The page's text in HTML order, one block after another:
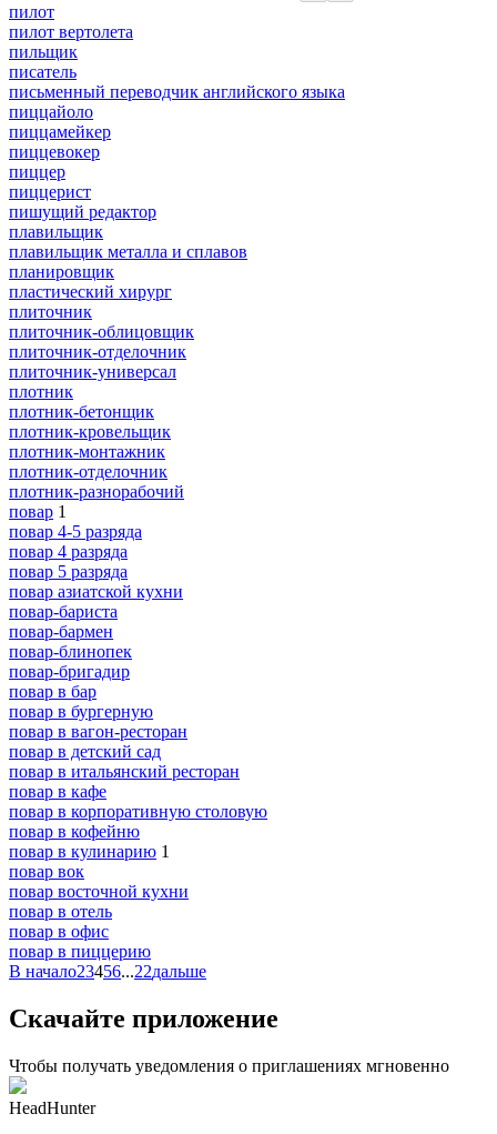
пилот
пилот вертолета
пильщик
писатель
письменный переводчик английского языка
пиццайоло
пиццамейкер
пиццевокер
пиццер
пиццерист
пишущий редактор
плавильщик
плавильщик металла и сплавов
планировщик
пластический хирург
плиточник
плиточник-облицовщик
плиточник-отделочник
плиточник-универсал
плотник
плотник-бетонщик
плотник-кровельщик
плотник-монтажник
плотник-отделочник
плотник-разнорабочий
повар 1
повар 4-5 разряда
повар 4 разряда
повар 5 разряда
повар азиатской кухни
повар-бариста
повар-бармен
повар-блинопек
повар-бригадир
повар в бар
повар в бургерную
повар в вагон-ресторан
повар в детский сад
повар в итальянский ресторан
повар в кафе
повар в корпоративную столовую
повар в кофейню
повар в кулинарию 1
повар вок
повар восточной кухни
повар в отель
повар в офис
повар в пиццерию
В начало23456...22дальше
Скачайте приложение
Чтобы получать уведомления о приглашениях мгновенно
HeadHunter